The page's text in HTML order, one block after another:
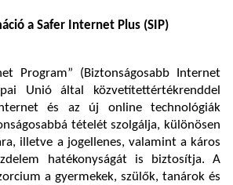
a Safer Internet Plus (SIP)
Program” (Biztonságosabb Internet
Unió által közvetítettértékrenddel
és az új online technológiák
tételét szolgálja, különösen
illetve a jogellenes, valamint a káros
hatékonyságát is biztosítja. A
a gyermekek, szülők, tanárok és